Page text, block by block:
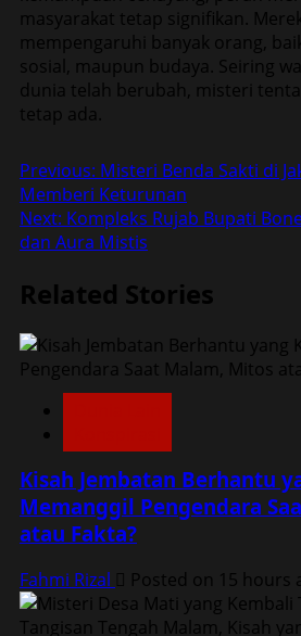
masyarakat tetap signifikan.
mempengaruhi banyak orang,
sosial, maupun budaya. Seiring
dunia telah berubah, misteri
tetap ada.
Post
navigation
Previous: Misteri Benda Sakti di
Memberi Keturunan
Next: Kompleks Rujab Bupati
dan Aura Mistis
Related Stories
Kisah Jembatan Berhantu
Memanggil Pengendara
atau Fakta?
Fahmi Rizal Posted on 15 hours